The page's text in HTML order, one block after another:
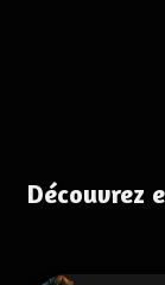
Découvrez